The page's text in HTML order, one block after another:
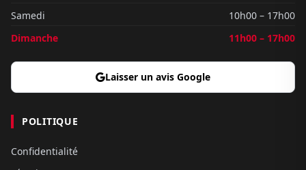
Samedi
10h00 – 17h00
Dimanche
11h00 – 17h00
Laisser un avis Google
POLITIQUE
Confidentialité